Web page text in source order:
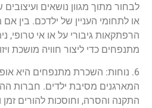
לבחור מתוך מגוון נושאים
או לתחומי העניין של ילדכם. בין
הרפתקאות גיבורי על או אי טרופי,
מתנפחים כדי ליצור חוויה מושכת
6. נוחות: השכרת מתנפחים היא
המארגנים מסיבת ילדים. חברות
התקנה והסרה, וחוסכות להורים